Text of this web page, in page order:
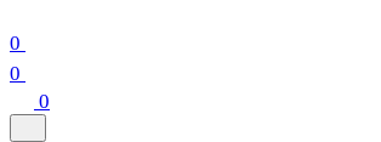
0
0
0